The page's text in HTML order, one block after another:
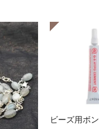
ビーズ用ボ